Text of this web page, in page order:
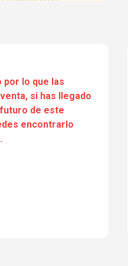
por lo que las
si has llegado
de este
encontrarlo